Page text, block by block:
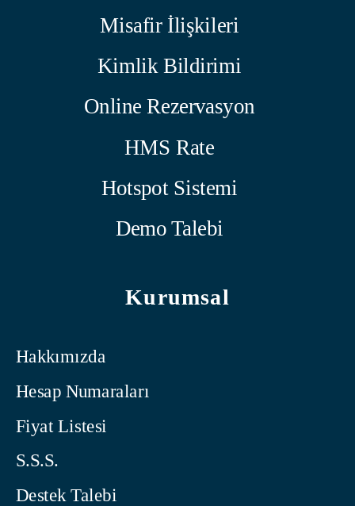
Misafir İlişkileri
Kimlik Bildirimi
Online Rezervasyon
HMS Rate
Hotspot Sistemi
Demo Talebi
Kurumsal
Hakkımızda
Hesap Numaraları
Fiyat Listesi
S.S.S.
Destek Talebi